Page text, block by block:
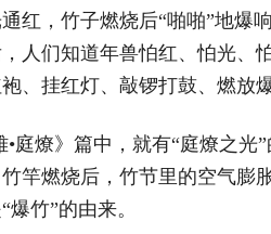
红，竹子燃烧后“啪啪”地爆
人们知道年兽怕红、怕光、
、挂红灯、敲锣打鼓、燃放
燎》篇中，就有“庭燎之光”
竿燃烧后，竹节里的空气膨
竹”的由来。